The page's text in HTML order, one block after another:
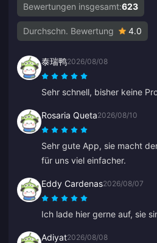
Bewertungen insgesamt:623
Durchschn. Bewertung 4.0
泰瑞鸭2026/08/08
Sehr schnell, bisher keine
Rosaria Queta2026/08/10
Sehr gute App, sie macht
für uns viel einfacher.
Eddy Cardenas2026/08/07
Ich lade hier gerne auf, sie
Adiyat2026/08/08